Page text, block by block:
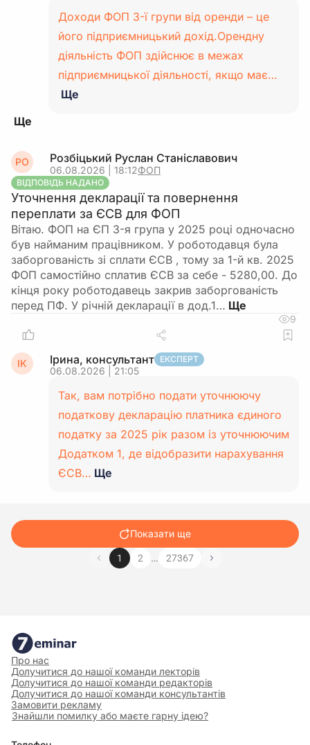
Доходи ФОП 3-ї групи від оренди – це
його підприємницький дохід.Орендну
діяльність ФОП здійснює в межах
підприємницької діяльності, якщо має…
Ще
РО Розбіцький Руслан Станіславович
06.08.2026 | 18:12ФОП
ВІДПОВІДЬ НАДАНО
Уточнення декларації та повернення
переплати за ЄСВ для ФОП
Вітаю. ФОП на ЄП 3-я група у 2025 році одночасно
був найманим працівником. У роботодавця була
заборгованість зі сплати ЄСВ , тому за 1-й кв. 2025
ФОП самостійно сплатив ЄСВ за себе - 5280,00. До
кінця року роботодавець закрив заборгованість
перед ПФ. У річній декларації в дод.1…
9
ІК Ірина, консультант ЕКСПЕРТ
06.08.2026 | 21:05
Так, вам потрібно подати уточнюючу
податкову декларацію платника єдиного
податку за 2025 рік разом із уточнюючим
Додатком 1, де відобразити нарахування
ЄСВ… Ще
Показати ще
1 2 … 27367
Про нас
Долучитися до нашої команди лекторів
Долучитися до нашої команди редакторів
Долучитися до нашої команди консультантів
Замовити рекламу
Знайшли помилку або маєте гарну ідею?